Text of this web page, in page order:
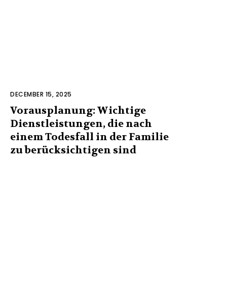
DECEMBER 15, 2025
Vorausplanung: Wichtige
Dienstleistungen, die nach
einem Todesfall in der Familie
zu berücksichtigen sind